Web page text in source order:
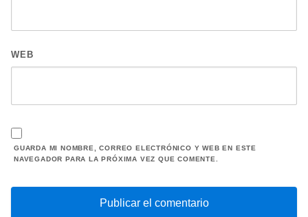
WEB
GUARDA MI NOMBRE, CORREO ELECTRÓNICO Y WEB EN ESTE
NAVEGADOR PARA LA PRÓXIMA VEZ QUE COMENTE.